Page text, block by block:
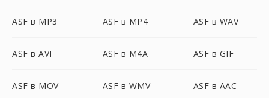
ASF в MP3 ASF в MP4 ASF в WAV
ASF в AVI ASF в M4A ASF в GIF
ASF в MOV ASF в WMV ASF в AAC